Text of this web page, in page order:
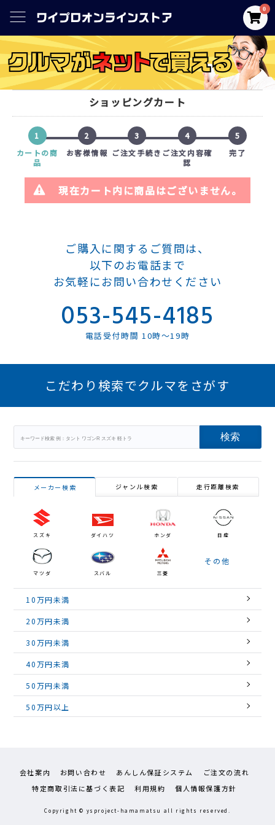
0
ショッピングカート
1
カートの商
品
2
お客様情報
3
ご注文手続き
4
ご注文内容確
認
5
完了
現在カート内に商品はございません。
ご購入に関するご質問は、
以下のお電話まで
お気軽にお問い合わせください
053-545-4185
電話受付時間 10時～19時
こだわり検索でクルマをさがす
メーカー検索 ジャンル検索 走行距離検索
スズキ ダイハツ ホンダ 日産
マツダ スバル 三菱
その他
10万円未満
20万円未満
30万円未満
40万円未満
50万円未満
50万円以上
会社案内 お問い合わせ あんしん保証システム
ご注文の流れ
特定商取引法に基づく表記
利用規約 個人情報保護方針
Copyright © ysproject-hamamatsu all rights reserved.